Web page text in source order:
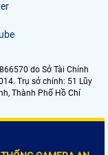
do Sở Tài Chính
Trụ sở chính: 51 Lũy
Thành Phố Hồ Chí